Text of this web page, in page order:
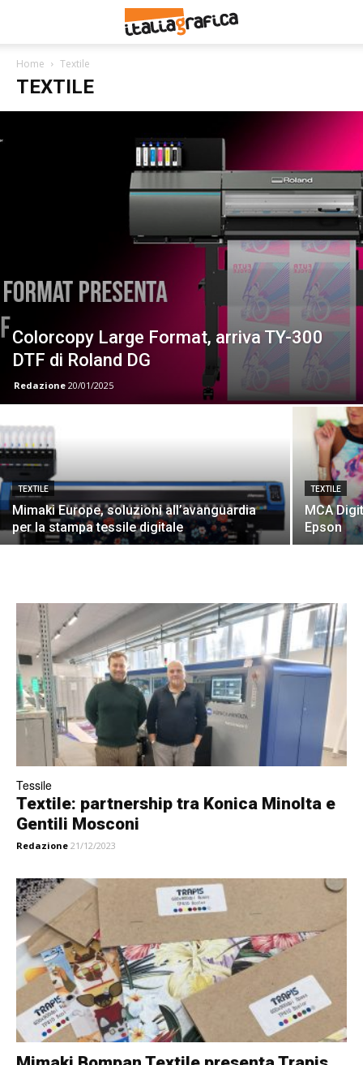
Home Textile
TEXTILE
Colorcopy Large Format, arriva TY-300
DTF di Roland DG
Redazione 20/01/2025
TEXTILE
Mimaki Europe, soluzioni all’avanguardia
per la stampa tessile digitale
TEXTILE
MCA
Epson
Tessile
Textile: partnership tra Konica Minolta e
Gentili Mosconi
Redazione 21/12/2023